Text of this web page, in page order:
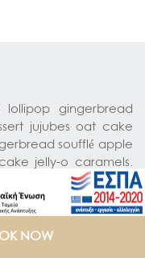
NOW
gingerbread
jujubes oat cake
soufflé apple
jelly-o caramels.
topping candy
I love lollipop.
drops